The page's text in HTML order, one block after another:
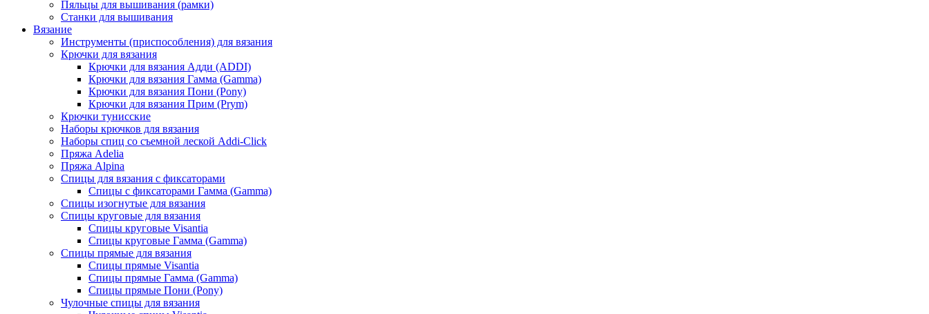
Пяльцы для вышивания (рамки)
Станки для вышивания
Вязание
Инструменты (приспособления) для вязания
Крючки для вязания
Крючки для вязания Адди (ADDI)
Крючки для вязания Гамма (Gamma)
Крючки для вязания Пони (Pony)
Крючки для вязания Прим (Prym)
Крючки тунисские
Наборы крючков для вязания
Наборы спиц со съемной леской Addi-Click
Пряжа Adelia
Пряжа Alpina
Спицы для вязания с фиксаторами
Спицы с фиксаторами Гамма (Gamma)
Спицы изогнутые для вязания
Спицы круговые для вязания
Спицы круговые Visantia
Спицы круговые Гамма (Gamma)
Спицы прямые для вязания
Спицы прямые Visantia
Спицы прямые Гамма (Gamma)
Спицы прямые Пони (Pony)
Чулочные спицы для вязания